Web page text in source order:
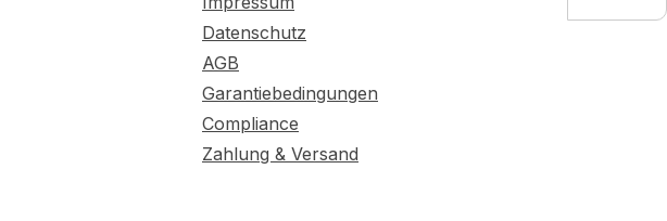
Datenschutz
AGB
Garantiebedingungen
Compliance
Zahlung & Versand